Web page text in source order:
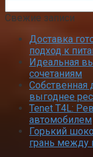
Свежие записи
Доставка
подход к
Идеальная
сочетаниям
Собственная
выгоднее
Tenet T4L:
автомобилем
Горький
грань между